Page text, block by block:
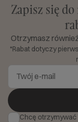
Zapisz się do
Otrzymasz
*Rabat dotyczy
Chcę otrzymywać